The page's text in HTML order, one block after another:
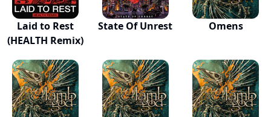
Laid to Rest
(HEALTH Remix)
State Of Unrest Omens